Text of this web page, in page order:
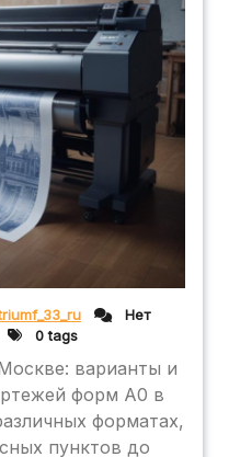
Нет
0 tags
варианты и
форм А0 в
форматах,
пунктов до